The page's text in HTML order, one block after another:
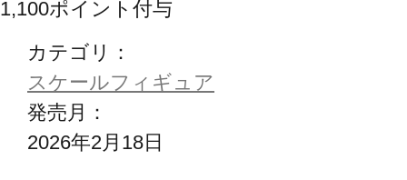
1,100ポイント付与
カテゴリ：
スケールフィギュア
発売月：
2026年2月18日